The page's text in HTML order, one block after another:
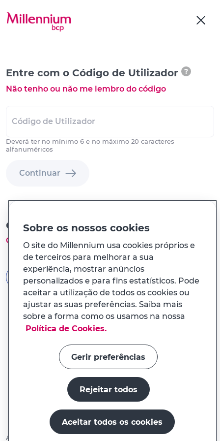
Entre com o Código de Utilizador
?
Não tenho ou não me lembro do código
Código de Utilizador
Deverá ter no mínimo 6 e no máximo 20 caracteres
alfanuméricos
Continuar
Ou com a Chave Móvel Digital
Como funciona?
AUTENTICAÇÃO GOV.PT
Ainda não é Cliente? Abrir conta online
Sobre os nossos cookies
O site do Millennium usa cookies próprios e
de terceiros para melhorar a sua
experiência, mostrar anúncios
personalizados e para fins estatísticos. Pode
aceitar a utilização de todos os cookies ou
ajustar as suas preferências. Saiba mais
sobre a forma como os usamos na nossa
Política de Cookies.
Gerir preferências
Rejeitar todos
Aceitar todos os cookies